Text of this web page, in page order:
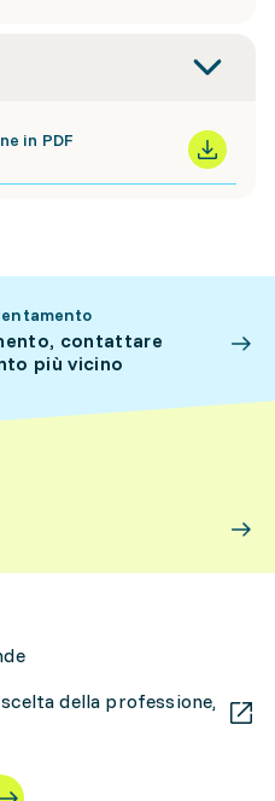
in PDF
contattare
più vicino
della professione,